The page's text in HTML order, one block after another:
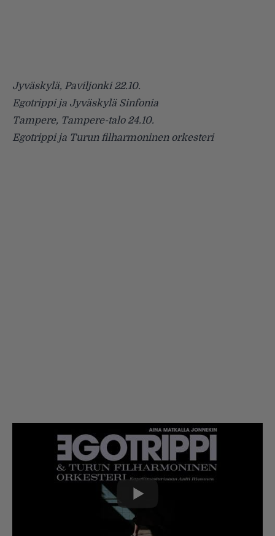
Jyväskylä, Paviljonki 22.10.
Egotrippi ja Jyväskylä Sinfonia
Tampere, Tampere-talo 24.10.
Egotrippi ja Turun filharmoninen orkesteri